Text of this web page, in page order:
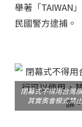
舉著「TAIWAN
民國警方逮捕。
閉幕式不得用台灣
其實奧會模式禁